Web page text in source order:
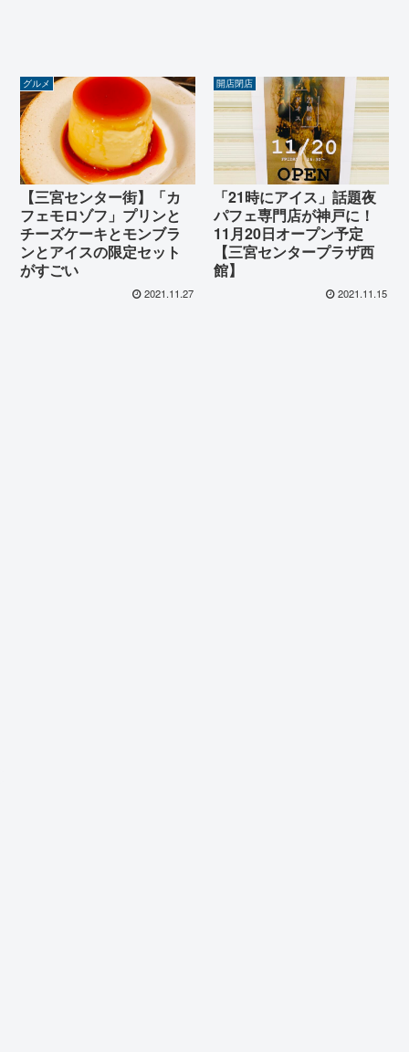
グルメ
【三宮センター街】「カ
フェモロゾフ」プリンと
チーズケーキとモンブラ
ンとアイスの限定セット
がすごい
2021.11.27
開店閉店
「21時にアイス」話題夜
パフェ専門店が神戸に！
11月20日オープン予定
【三宮センタープラザ西
館】
2021.11.15